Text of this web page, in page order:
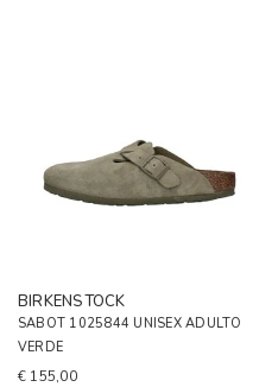
BIRKENSTOCK
SABOT 1025844 UNISEX ADULTO
VERDE
€ 155,00